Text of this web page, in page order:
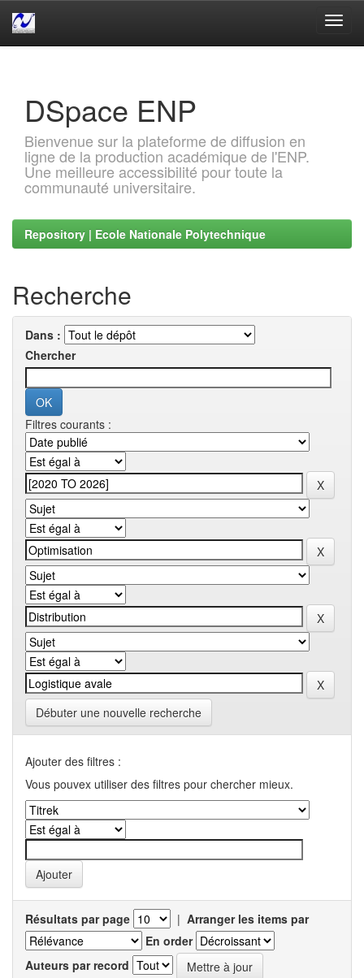
DSpace ENP
Bienvenue sur la plateforme de diffusion en
ligne de la production académique de l'ENP.
Une meilleure accessibilité pour toute la
communauté universitaire.
Repository | Ecole Nationale Polytechnique
Recherche
Dans :
Chercher
Filtres courants :
Débuter une nouvelle recherche
Ajouter des filtres :
Vous pouvex utiliser des filtres pour chercher mieux.
Résultats par page | Arranger les items par
En order
Auteurs par record